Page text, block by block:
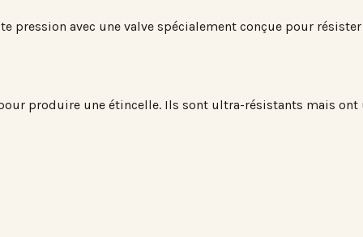
pression avec une valve spécialement conçue pour
produire une étincelle. Ils sont ultra-résistants mais